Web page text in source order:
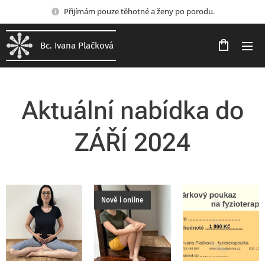
Přijímám pouze těhotné a ženy po porodu.
Bc. Ivana Plačková
Aktuální nabídka do
ZÁŘÍ 2024
Nově i online